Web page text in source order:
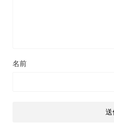
名前